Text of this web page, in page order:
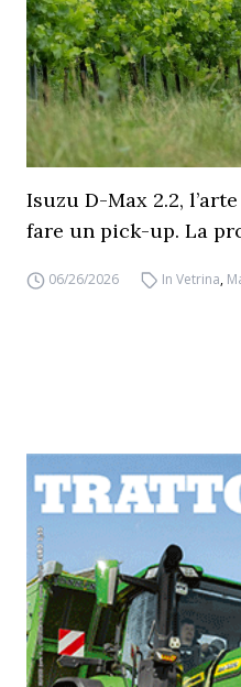
Isuzu D-Max 2.2,
fare un pick-up. La
06/26/2026 In Vetrina,